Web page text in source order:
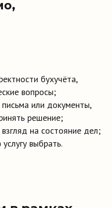
бухучёта,
вопросы;
или документы,
решение;
на состояние дел;
выбрать.